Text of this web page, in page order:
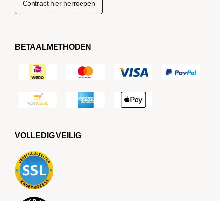
Contract hier herroepen
BETAALMETHODEN
VOLLEDIG VEILIG